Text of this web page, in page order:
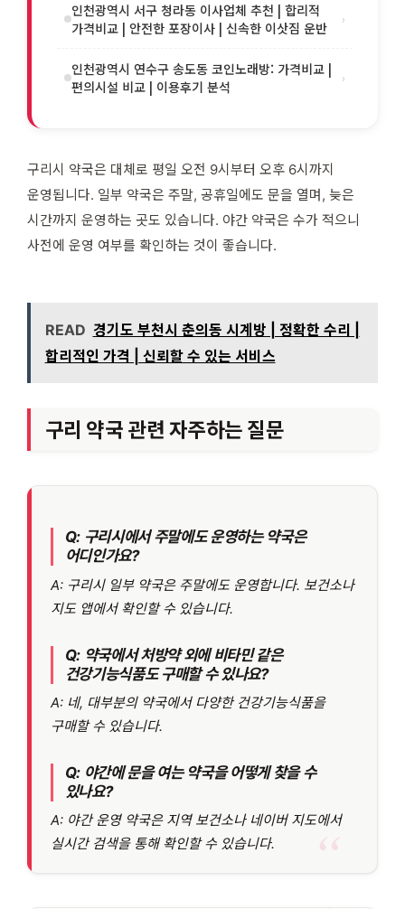
인천광역시 서구 청라동 이사업체 추천 | 합리적
가격비교 | 안전한 포장이사 | 신속한 이삿짐 운반
›
인천광역시 연수구 송도동 코인노래방: 가격비교 |
편의시설 비교 | 이용후기 분석
›
구리시 약국은 대체로 평일 오전 9시부터 오후 6시까지
운영됩니다. 일부 약국은 주말, 공휴일에도 문을 열며, 늦은
시간까지 운영하는 곳도 있습니다. 야간 약국은 수가 적으니
사전에 운영 여부를 확인하는 것이 좋습니다.
READ 경기도 부천시 춘의동 시계방 | 정확한 수리 |
합리적인 가격 | 신뢰할 수 있는 서비스
구리 약국 관련 자주하는 질문
Q: 구리시에서 주말에도 운영하는 약국은
어디인가요?
A: 구리시 일부 약국은 주말에도 운영합니다. 보건소나
지도 앱에서 확인할 수 있습니다.
Q: 약국에서 처방약 외에 비타민 같은
건강기능식품도 구매할 수 있나요?
A: 네, 대부분의 약국에서 다양한 건강기능식품을
구매할 수 있습니다.
Q: 야간에 문을 여는 약국을 어떻게 찾을 수
있나요?
A: 야간 운영 약국은 지역 보건소나 네이버 지도에서
실시간 검색을 통해 확인할 수 있습니다.